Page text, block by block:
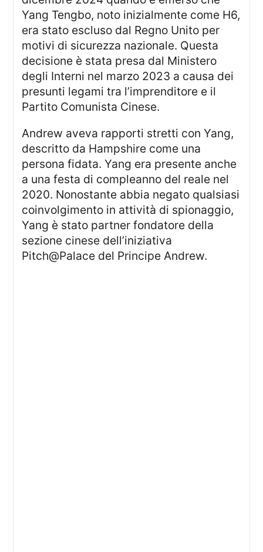
Yang Tengbo, noto inizialmente come H6,
era stato escluso dal Regno Unito per
motivi di sicurezza nazionale. Questa
decisione è stata presa dal Ministero
degli Interni nel marzo 2023 a causa dei
presunti legami tra l’imprenditore e il
Partito Comunista Cinese.
Andrew aveva rapporti stretti con Yang,
descritto da Hampshire come una
persona fidata. Yang era presente anche
a una festa di compleanno del reale nel
2020. Nonostante abbia negato qualsiasi
coinvolgimento in attività di spionaggio,
Yang è stato partner fondatore della
sezione cinese dell’iniziativa
Pitch@Palace del Principe Andrew.